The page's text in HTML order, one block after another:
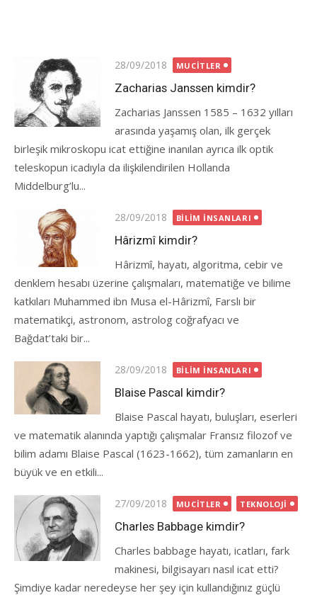
Posted
on
28/09/2018 MUCITLER
Zacharias Janssen kimdir?
Zacharias Janssen 1585 – 1632 yılları
arasında yaşamış olan, ilk gerçek
birleşik mikroskopu icat ettiğine inanılan ayrıca ilk optik
teleskopun icadıyla da ilişkilendirilen Hollanda
Middelburg’lu...
Posted
on
28/09/2018 BILIM İNSANLARI
Hârizmî kimdir?
Hârizmî, hayatı, algoritma, cebir ve
denklem hesabı üzerine çalışmaları, matematiğe ve bilime
katkıları Muhammed ibn Musa el-Hârizmî, Farslı bir
matematikçi, astronom, astrolog coğrafyacı ve
Bağdat’taki bir...
Posted
on
28/09/2018 BILIM İNSANLARI
Blaise Pascal kimdir?
Blaise Pascal hayatı, buluşları, eserleri
ve matematik alanında yaptığı çalışmalar Fransız filozof ve
bilim adamı Blaise Pascal (1623-1662), tüm zamanların en
büyük ve en etkili...
Posted
on
27/09/2018 MUCITLER TEKNOLOJI
Charles Babbage kimdir?
Charles babbage hayatı, icatları, fark
makinesi, bilgisayarı nasıl icat etti?
Şimdiye kadar neredeyse her şey için kullandığınız güçlü